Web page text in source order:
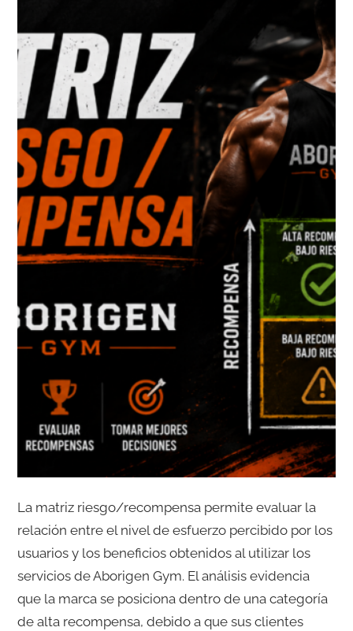
La matriz riesgo/recompensa permite evaluar la
relación entre el nivel de esfuerzo percibido por los
usuarios y los beneficios obtenidos al utilizar los
servicios de Aborigen Gym. El análisis evidencia
que la marca se posiciona dentro de una categoría
de alta recompensa, debido a que sus clientes